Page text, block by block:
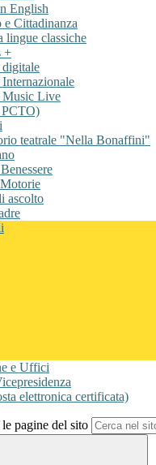
English
Cittadinanza
lingue classiche
+
Music Live
teatrale "Nella Bonaffini"
ascolto
e Uffici
elettronica certificata)
pagine del sito